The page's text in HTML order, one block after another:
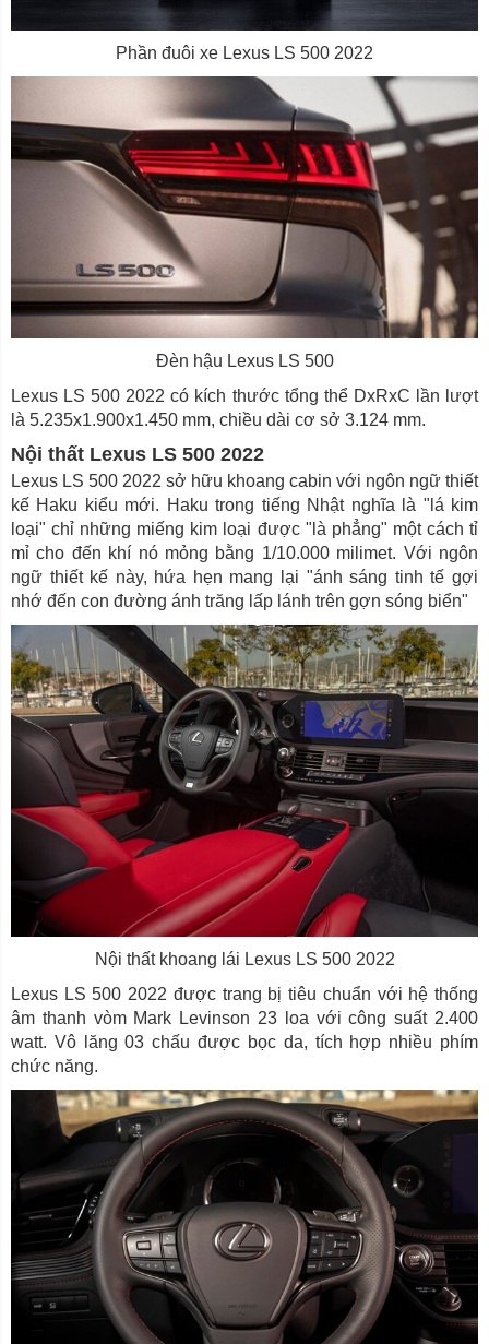
Phần đuôi xe Lexus LS 500 2022
Đèn hậu Lexus LS 500
Lexus LS 500 2022 có kích thước tổng thể DxRxC lần lượt
là 5.235x1.900x1.450 mm, chiều dài cơ sở 3.124 mm.
Nội thất Lexus LS 500 2022
Lexus LS 500 2022 sở hữu khoang cabin với ngôn ngữ thiết
kế Haku kiểu mới. Haku trong tiếng Nhật nghĩa là "lá kim
loại" chỉ những miếng kim loại được "là phẳng" một cách tỉ
mỉ cho đến khí nó mỏng bằng 1/10.000 milimet. Với ngôn
ngữ thiết kế này, hứa hẹn mang lại "ánh sáng tinh tế gợi
nhớ đến con đường ánh trăng lấp lánh trên gợn sóng biển"
Nội thất khoang lái Lexus LS 500 2022
Lexus LS 500 2022 được trang bị tiêu chuẩn với hệ thống
âm thanh vòm Mark Levinson 23 loa với công suất 2.400
watt. Vô lăng 03 chấu được bọc da, tích hợp nhiều phím
chức năng.